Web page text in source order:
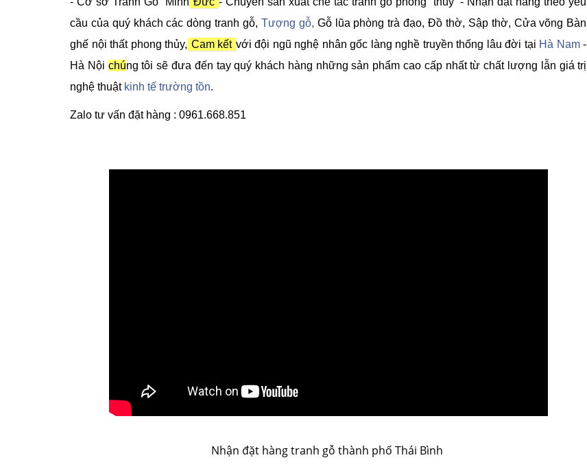
cầu của quý khách các dòng tranh gỗ, Tượng gỗ, Gỗ lũa phòng trà đạo, Đồ thờ, Sập thờ, Cửa võng Bàn
ghế nội thất phong thủy, Cam kết với đội ngũ nghệ nhân gốc làng nghề truyền thống lâu đời tại Hà Nam-
Hà Nội chúng tôi sẽ đưa đến tay quý khách hàng những sản phẩm cao cấp nhất từ chất lượng lẫn giá trị
nghệ thuật kinh tế trường tồn.
Zalo tư vấn đặt hàng : 0961.668.851
Nhận đặt hàng tranh gỗ thành phố Thái Bình